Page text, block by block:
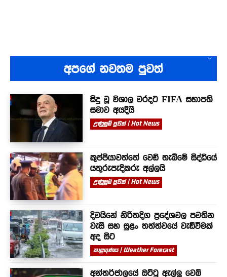
අපගේ නවතම පුවත්
සිදු වූ විශාල වරදට FIFA සභාපති
සමාව අයදියි
උණුසුම් පුවත් | Hot News
කුප්පියාවත්තේ වෙඩි තැබීමේ සිද්ධියේ
යතුරුපැදිකරු අල්ලයි
උණුසුම් පුවත් | Hot News
දිවයිනේ නිරිතදිග ප්‍රදේශවල පවතින
වැසි සහ සුළං තත්ත්වයේ වැඩිවීමක්
අද සිට
කාළගුණය | Weather Forecast
අන්තර්ජාලයේ ඔට්ටු ඇල්ලූ වෙබ්